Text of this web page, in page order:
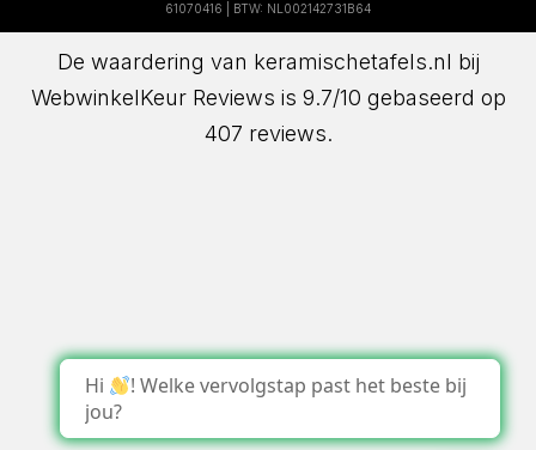
61070416 | BTW: NL002142731B64
De waardering van keramischetafels.nl bij
WebwinkelKeur Reviews is 9.7/10 gebaseerd op
407 reviews.
Hi
! Welke vervolgstap past het beste bij
jou?